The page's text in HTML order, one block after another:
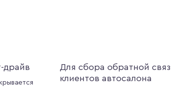
драйв
Для сбора обратной
клиентов автосалона